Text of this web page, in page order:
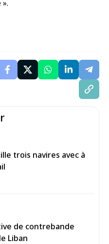
trois navires avec à
de contrebande
Liban